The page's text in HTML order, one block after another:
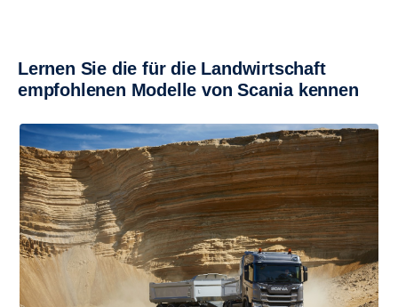
Lernen Sie die für die Landwirt­schaft
empfoh­lenen Modelle von Scania kennen